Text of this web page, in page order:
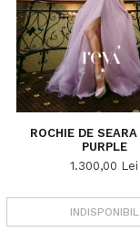
ROCHIE DE
PURPLE
1.300,00 Lei
INDISPONIBIL